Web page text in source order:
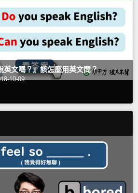
英文嗎？』該怎麼用英文問？
10-09